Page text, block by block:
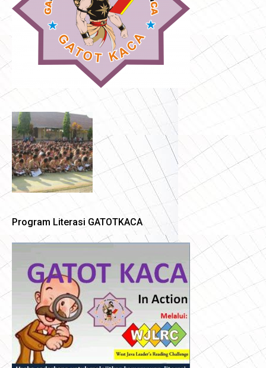
Program Literasi GATOTKACA